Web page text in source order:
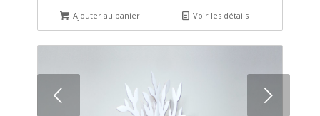
Ajouter au panier Voir les détails
Suivant